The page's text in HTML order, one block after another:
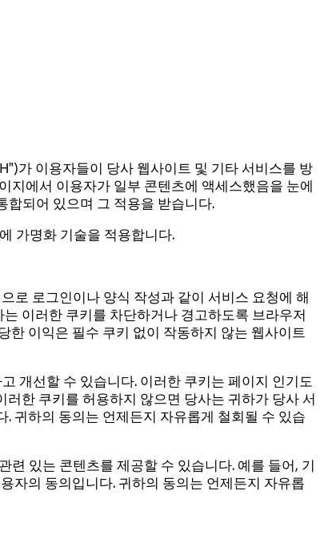
가 이용자들이 당사 웹사이트 및 기타 서비스를 방
지에서 이용자가 일부 콘텐츠에 액세스했음을 눈에
합되어 있으며 그 적용을 받습니다.
가명화 기술을 적용합니다.
로 로그인이나 양식 작성과 같이 서비스 요청에 해
이러한 쿠키를 차단하거나 경고하도록 브라우저
한 이익은 필수 쿠키 없이 작동하지 않는 웹사이트
개선할 수 있습니다. 이러한 쿠키는 페이지 인기도
한 쿠키를 허용하지 않으면 당사는 귀하가 당사 서
귀하의 동의는 언제든지 자유롭게 철회될 수 있습
있는 콘텐츠를 제공할 수 있습니다. 예를 들어, 기
자의 동의입니다. 귀하의 동의는 언제든지 자유롭